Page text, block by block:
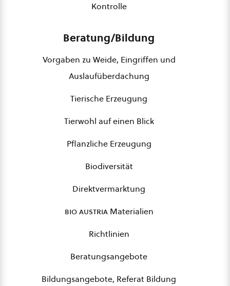
Kontrolle
Beratung/Bildung
Vorgaben zu Weide, Eingriffen und
Auslaufüberdachung
Tierische Erzeugung
Tierwohl auf einen Blick
Pflanzliche Erzeugung
Biodiversität
Direktvermarktung
bio austriaMaterialien
Richtlinien
Beratungsangebote
Bildungsangebote, Referat Bildung